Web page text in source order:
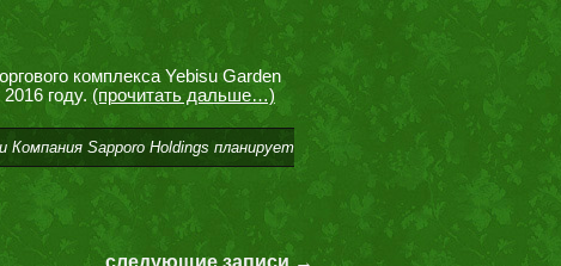
комплекса Yebisu Garden
году. (прочитать дальше…)
Компания Sapporo Holdings планирует